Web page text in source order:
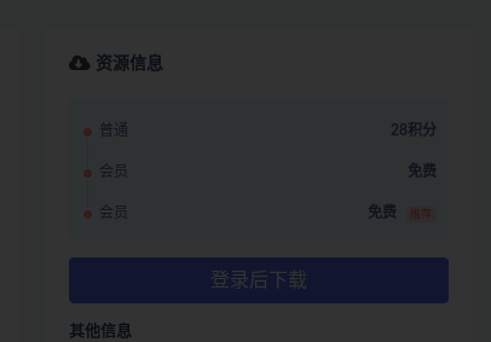
资源信息
普通 28积分
会员 免费
会员 免费 推荐
登录后下载
其他信息